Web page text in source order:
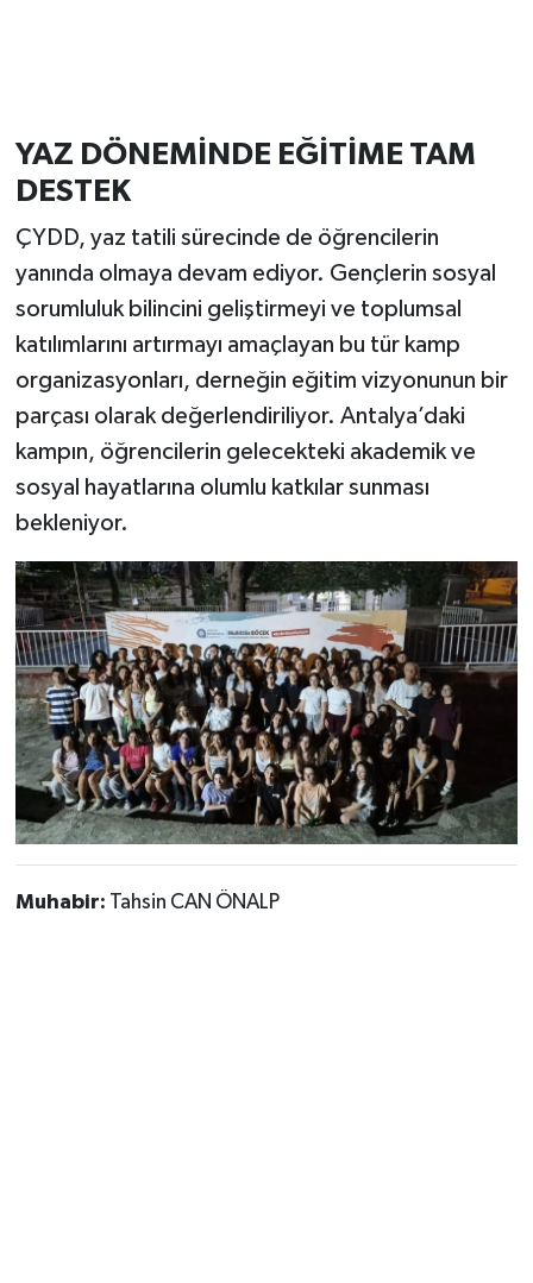
YAZ DÖNEMİNDE EĞİTİME TAM
DESTEK
ÇYDD, yaz tatili sürecinde de öğrencilerin
yanında olmaya devam ediyor. Gençlerin sosyal
sorumluluk bilincini geliştirmeyi ve toplumsal
katılımlarını artırmayı amaçlayan bu tür kamp
organizasyonları, derneğin eğitim vizyonunun bir
parçası olarak değerlendiriliyor. Antalya’daki
kampın, öğrencilerin gelecekteki akademik ve
sosyal hayatlarına olumlu katkılar sunması
bekleniyor.
Muhabir: Tahsin CAN ÖNALP